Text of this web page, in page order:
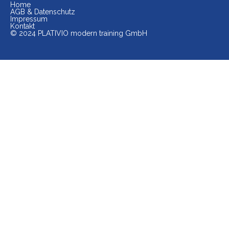
Home
AGB & Datenschutz
Impressum
Kontakt
© 2024 PLATIVIO modern training GmbH